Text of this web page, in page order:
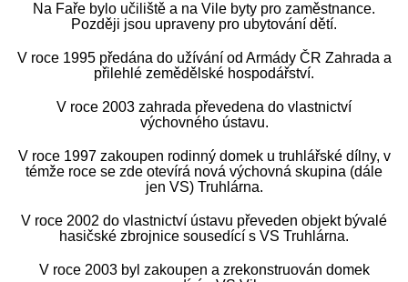
Na Faře bylo učiliště a na Vile byty pro zaměstnance.
Později jsou upraveny pro ubytování dětí.
V roce 1995 předána do užívání od Armády ČR Zahrada a
přilehlé zemědělské hospodářství.
V roce 2003 zahrada převedena do vlastnictví
výchovného ústavu.
V roce 1997 zakoupen rodinný domek u truhlářské dílny, v
témže roce se zde otevírá nová výchovná skupina (dále
jen VS) Truhlárna.
V roce 2002 do vlastnictví ústavu převeden objekt bývalé
hasičské zbrojnice sousedící s VS Truhlárna.
V roce 2003 byl zakoupen a zrekonstruován domek